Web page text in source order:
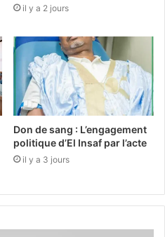
il y a 2 jours
Don de sang : L’engagement
politique d’El Insaf par l’acte
il y a 3 jours